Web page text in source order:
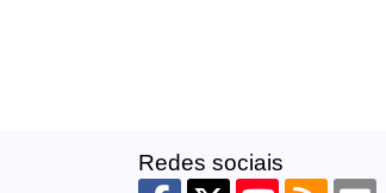
Redes sociais